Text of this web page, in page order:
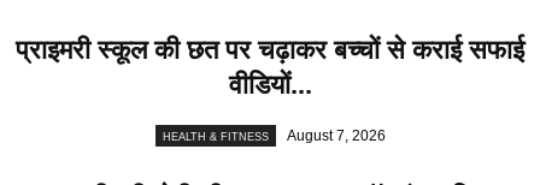
प्राइमरी स्कूल की छत पर चढ़ाकर बच्चों से कराई सफाई
वीडियों...
HEALTH & FITNESS August 7, 2026